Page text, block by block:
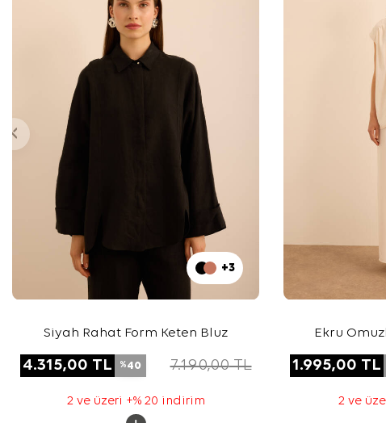
+3
Siyah Rahat Form Keten Bluz
4.315,00 TL %40 7.190,00TL
2 ve üzeri +% 20 indirim
Ekru
1.995,00 TL
2 ve